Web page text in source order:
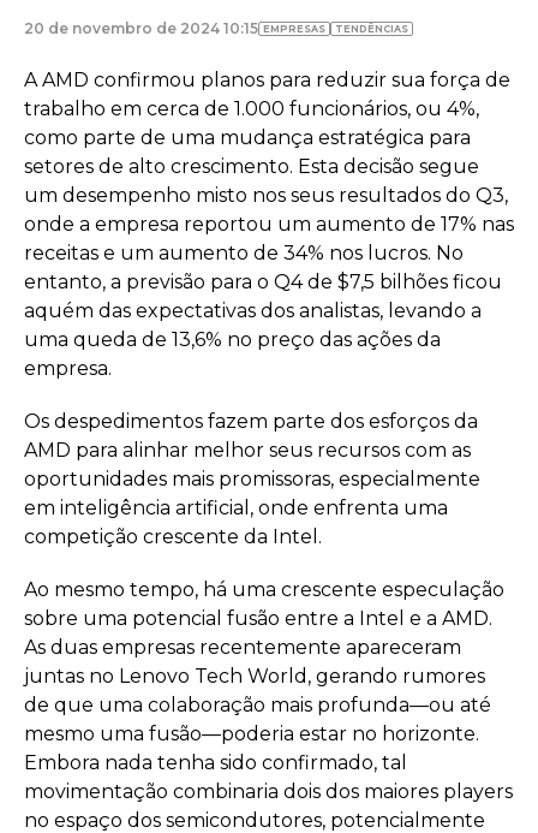
20 de novembro de 2024 10:15 EMPRESAS TENDÊNCIAS
A AMD confirmou planos para reduzir sua força de
trabalho em cerca de 1.000 funcionários, ou 4%,
como parte de uma mudança estratégica para
setores de alto crescimento. Esta decisão segue
um desempenho misto nos seus resultados do Q3,
onde a empresa reportou um aumento de 17% nas
receitas e um aumento de 34% nos lucros. No
entanto, a previsão para o Q4 de $7,5 bilhões ficou
aquém das expectativas dos analistas, levando a
uma queda de 13,6% no preço das ações da
empresa.
Os despedimentos fazem parte dos esforços da
AMD para alinhar melhor seus recursos com as
oportunidades mais promissoras, especialmente
em inteligência artificial, onde enfrenta uma
competição crescente da Intel.
Ao mesmo tempo, há uma crescente especulação
sobre uma potencial fusão entre a Intel e a AMD.
As duas empresas recentemente apareceram
juntas no Lenovo Tech World, gerando rumores
de que uma colaboração mais profunda—ou até
mesmo uma fusão—poderia estar no horizonte.
Embora nada tenha sido confirmado, tal
movimentação combinaria dois dos maiores players
no espaço dos semicondutores, potencialmente